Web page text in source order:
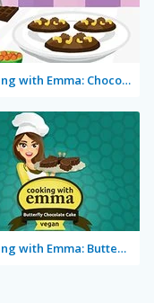
Cooking with Emma: Chocolate Biscuits
Cooking with Emma: Butterfly Chocolate Cake Vegan